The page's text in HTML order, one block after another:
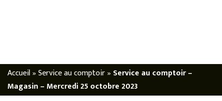
Accueil»Service au comptoir» Service au comptoir –
Magasin – Mercredi 25 octobre 2023